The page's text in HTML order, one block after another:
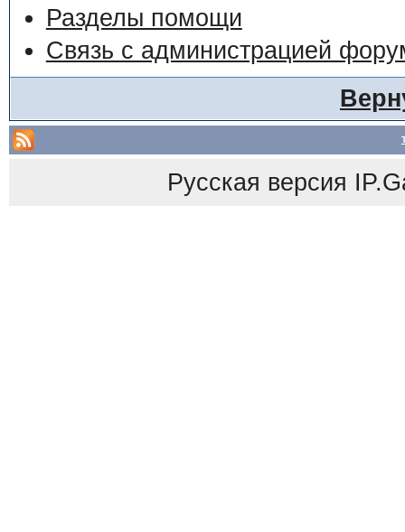
Разделы помощи
Связь с администрацией
Русская версия